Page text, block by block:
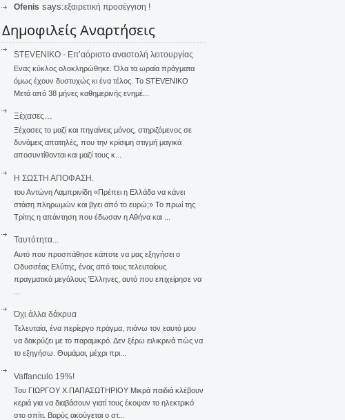
Ofenis says:εξαιρετική προσέγγιση !
Δημοφιλείς Αναρτήσεις
STEVENIKO - Επ’αόριστο αναστολή λειτουργίας
Ενας κύκλος ολοκληρώθηκε. Όλα τα ωραία πράγματα
όμως έχουν δυστυχώς κι ένα τέλος. Το STEVENIKO
Μετά από 38 μήνες καθημερινής ενημέ...
Ξέχασες…
Ξέχασες το μαζί και πηγαίνεις μόνος, στηριζόμενος σε
δυνάμεις απατηλές, που την κρίσιμη στιγμή μαγικά
αποσυντίθονται και μαζί τους κ...
Η ΣΩΣΤΗ ΑΠΟΦΑΣΗ.
του Αντώνη Λαμπρινίδη «Πρέπει η Ελλάδα να κάνει
στάση πληρωμών και βγει από το ευρώ;» Το πρωί της
Τρίτης η απάντηση που έδωσαν η Αθήνα και ...
Ταυτότητα...
Αυτό που προσπάθησε κάποτε να μας εξηγήσει ο
Οδυσσέας Ελύτης, ένας από τους τελευταίους
πραγματικά μεγάλους Έλληνες, αυτό που επιχείρησε να
Όχι άλλα δάκρυα
Τελευταία, ένα περίεργο πράγμα, πιάνω τον εαυτό μου
να δακρύζει με το παραμικρό. Δεν ξέρω ειλικρινά πώς να
το εξηγήσω. Θυμάμαι, μέχρι πρι...
Vaffanculo 19%!
Του ΓΙΩΡΓΟΥ Χ.ΠΑΠΑΣΩΤΗΡΙΟΥ Μικρά παιδιά κλέβουν
κεριά για να διαβάσουν γιατί τους έκοψαν το ηλεκτρικό
στο σπίτι. Βαρύς ακούγεται ο στ...